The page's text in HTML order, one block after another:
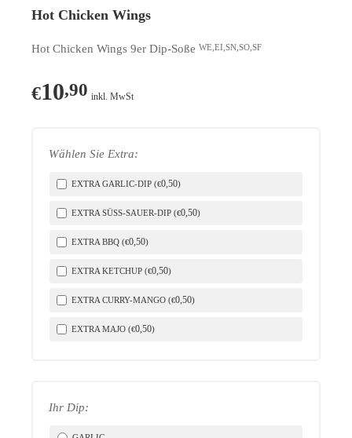
Hot Chicken Wings
Hot Chicken Wings 9er Dip-Soße WE,EI,SN,SO,SF
€10,90 inkl. MwSt
Wählen Sie Extra:
EXTRA GARLIC-DIP (€0,50)
EXTRA SÜSS-SAUER-DIP ( €0,50)
EXTRA BBQ (€0,50)
EXTRA KETCHUP (€0,50)
EXTRA CURRY-MANGO (€0,50)
EXTRA MAJO (€0,50)
Ihr Dip: